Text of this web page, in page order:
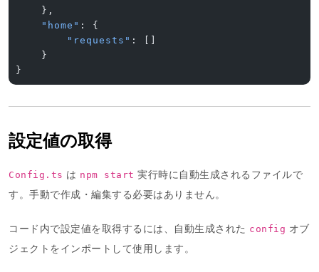
    },
    "home"
: {
        "requests"
: []
    }
}
設定値の取得
Config.ts は npm start 実行時に自動生成されるファイルで
す。手動で作成・編集する必要はありません。
コード内で設定値を取得するには、自動生成された config オブ
ジェクトをインポートして使用します。